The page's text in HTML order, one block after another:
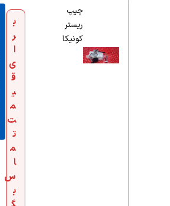
چیپ
ریستر
کونیکا
ب
ر
ا
ی
ق
ی
م
ت
ت
م
ا
س
ب